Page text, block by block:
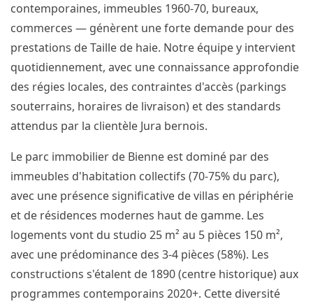
contemporaines, immeubles 1960-70, bureaux,
commerces — génèrent une forte demande pour des
prestations de Taille de haie. Notre équipe y intervient
quotidiennement, avec une connaissance approfondie
des régies locales, des contraintes d'accès (parkings
souterrains, horaires de livraison) et des standards
attendus par la clientèle Jura bernois.
Le parc immobilier de Bienne est dominé par des
immeubles d'habitation collectifs (70-75% du parc),
avec une présence significative de villas en périphérie
et de résidences modernes haut de gamme. Les
logements vont du studio 25 m² au 5 pièces 150 m²,
avec une prédominance des 3-4 pièces (58%). Les
constructions s'étalent de 1890 (centre historique) aux
programmes contemporains 2020+. Cette diversité